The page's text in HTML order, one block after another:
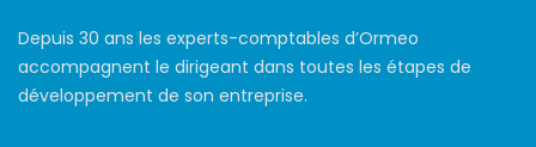
Depuis 30 ans les experts-comptables d’Ormeo
accompagnent le dirigeant dans toutes les étapes de
développement de son entreprise.